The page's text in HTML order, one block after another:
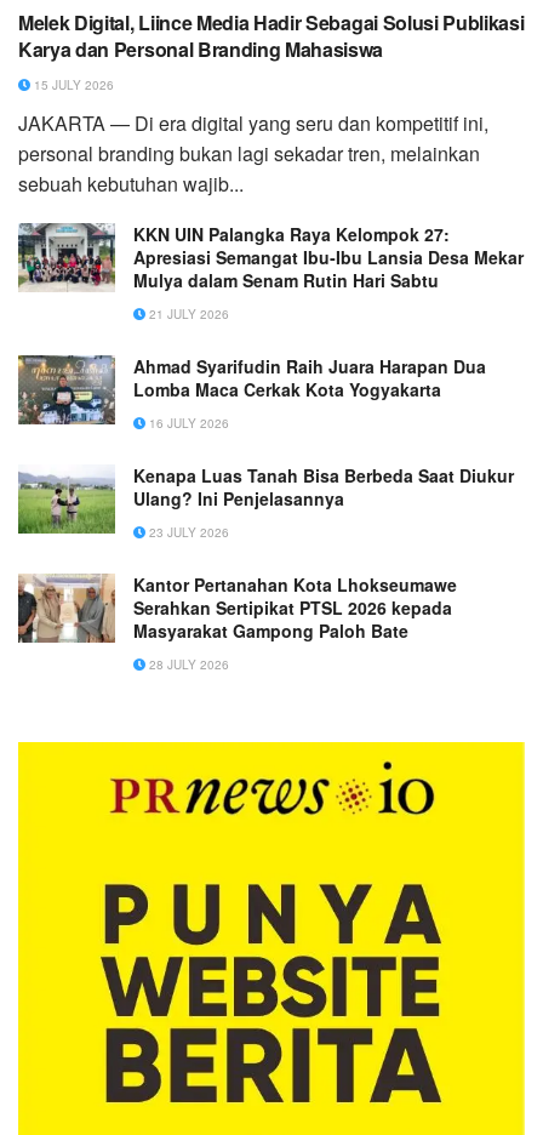
Melek Digital, Liince Media Hadir Sebagai Solusi Publikasi
Karya dan Personal Branding Mahasiswa
15 JULY 2026
JAKARTA — Di era digital yang seru dan kompetitif ini,
personal branding bukan lagi sekadar tren, melainkan
sebuah kebutuhan wajib...
KKN UIN Palangka Raya Kelompok 27:
Apresiasi Semangat Ibu‑Ibu Lansia Desa Mekar
Mulya dalam Senam Rutin Hari Sabtu
21 JULY 2026
Ahmad Syarifudin Raih Juara Harapan Dua
Lomba Maca Cerkak Kota Yogyakarta
16 JULY 2026
Kenapa Luas Tanah Bisa Berbeda Saat Diukur
Ulang? Ini Penjelasannya
23 JULY 2026
Kantor Pertanahan Kota Lhokseumawe
Serahkan Sertipikat PTSL 2026 kepada
Masyarakat Gampong Paloh Bate
28 JULY 2026